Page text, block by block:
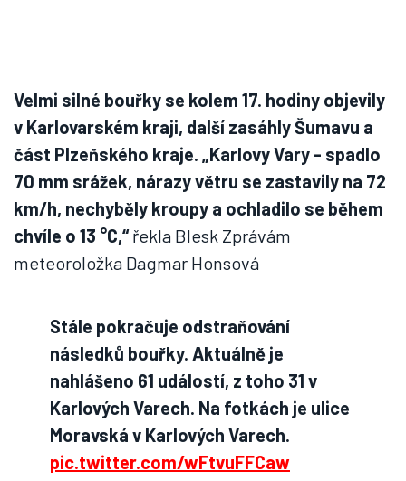
Velmi silné bouřky se kolem 17. hodiny objevily
v Karlovarském kraji, další zasáhly Šumavu a
část Plzeňského kraje. „Karlovy Vary - spadlo
70 mm srážek, nárazy větru se zastavily na 72
km/h, nechyběly kroupy a ochladilo se během
chvíle o 13 °C,“řekla Blesk Zprávám
meteoroložka Dagmar Honsová
Stále pokračuje odstraňování
následků bouřky. Aktuálně je
nahlášeno 61 událostí, z toho 31 v
Karlových Varech. Na fotkách je ulice
Moravská v Karlových Varech.
pic.twitter.com/wFtvuFFCaw